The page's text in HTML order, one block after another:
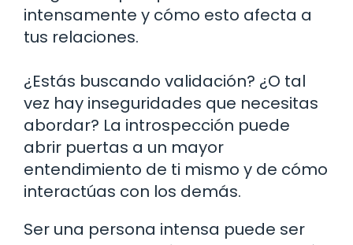
intensamente y cómo esto afecta a
tus relaciones.
¿Estás buscando validación? ¿O tal
vez hay inseguridades que necesitas
abordar? La introspección puede
abrir puertas a un mayor
entendimiento de ti mismo y de cómo
interactúas con los demás.
Ser una persona intensa puede ser